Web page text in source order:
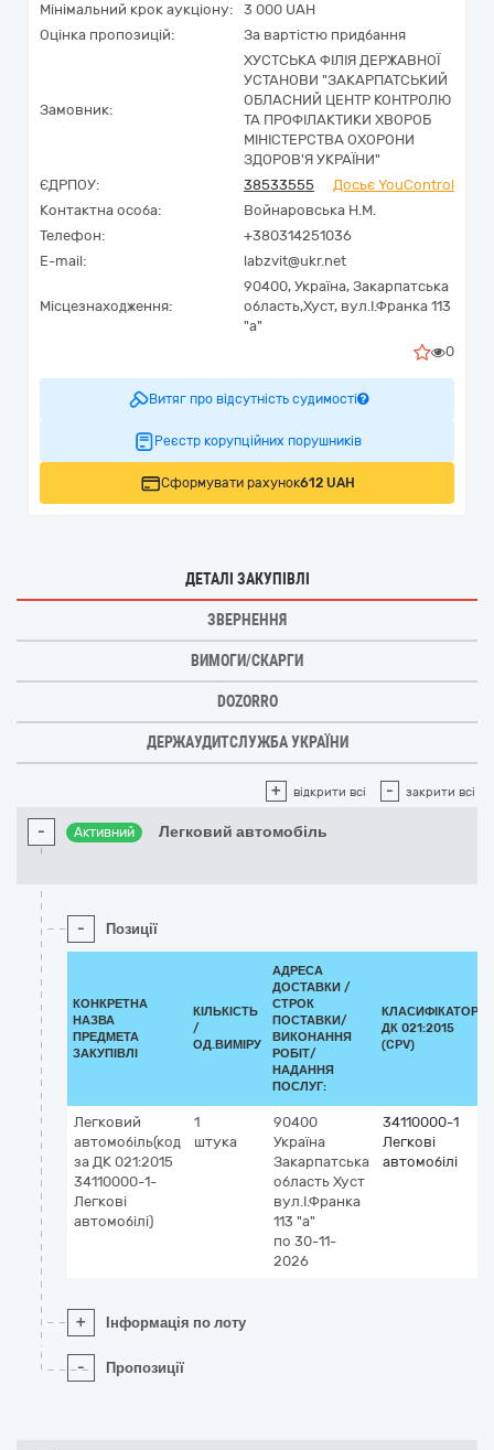
Мінімальний крок аукціону:
3 000 UAH
Оцінка пропозицій:
За вартістю придбання
Замовник:
ХУСТСЬКА ФІЛІЯ ДЕРЖАВНОЇ
УСТАНОВИ "ЗАКАРПАТСЬКИЙ
ОБЛАСНИЙ ЦЕНТР КОНТРОЛЮ
ТА ПРОФІЛАКТИКИ ХВОРОБ
МІНІСТЕРСТВА ОХОРОНИ
ЗДОРОВ'Я УКРАЇНИ"
ЄДРПОУ:
38533555
Досьє YouControl
Контактна особа:
Войнаровська Н.М.
Телефон:
+380314251036
E-mail:
labzvit@ukr.net
Місцезнаходження:
90400, Україна, Закарпатська
область,Хуст, вул.І.Франка 113
"а"
0
Витяг про відсутність судимості
Реєстр корупційних порушників
Сформувати рахунок612 UAH
ДЕТАЛІ ЗАКУПІВЛІ
ЗВЕРНЕННЯ
ВИМОГИ/СКАРГИ
DOZORRO
ДЕРЖАУДИТСЛУЖБА УКРАЇНИ
+ відкрити всі - закрити всі
- Активний Легковий автомобіль
- Позиції
КОНКРЕТНА
НАЗВА
ПРЕДМЕТА
ЗАКУПІВЛІ
КІЛЬКІСТЬ
/
ОД.ВИМІРУ
АДРЕСА
ДОСТАВКИ /
СТРОК
ПОСТАВКИ/
ВИКОНАННЯ
РОБІТ/
НАДАННЯ
ПОСЛУГ:
КЛАСИФІКАТОР
ДК 021:2015
(CPV)
Легковий
автомобіль(код
за ДК 021:2015
34110000-1-
Легкові
автомобілі)
1
штука
90400
Україна
Закарпатська
область Хуст
вул.І.Франка
113 "а"
по 30-11-
2026
34110000-1
Легкові
автомобілі
+ Інформація по лоту
- Пропозиції